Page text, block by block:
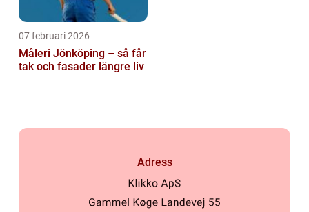
07 februari 2026
Måleri Jönköping – så får
tak och fasader längre liv
Adress